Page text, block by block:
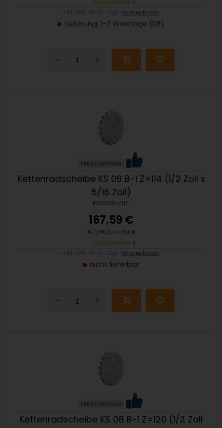
Stückpreise
Versandkosten
Lieferung: 1-2 Werktage (DE)
Down
Kettenradscheibe KS 08 B-1 Z=114 (1/2 Zoll x
5/16 Zoll)
KRS08B1Z114
167,59 €
167,59€/pro Stück
Stückpreise
Versandkosten
nicht lieferbar
Down
Kettenradscheibe KS 08 B-1 Z=120 (1/2 Zoll